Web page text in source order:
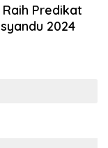
Predikat
2024